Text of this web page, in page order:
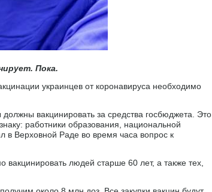
Пока.
украинцев от коронавируса необходимо
вакцинировать за средства госбюджета. Это
работники образования, национальной
в Верховной Раде во время часа вопрос к
вакцинировать людей старше 60 лет, а также тех,